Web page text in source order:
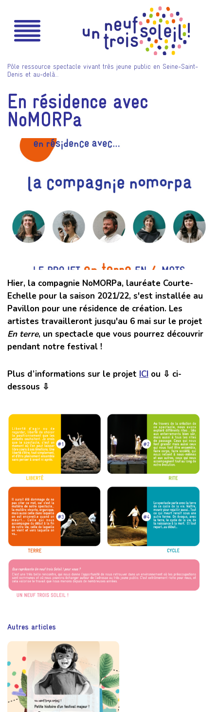
Pôle ressource spectacle vivant très jeune public en Seine-Saint-
Denis et au-delà…
En résidence avec
NoMORPa
Hier, la compagnie NoMORPa, lauréate Courte-
Echelle pour la saison 2021/22, s'est installée au
Pavillon pour une résidence de création. Les
artistes travailleront jusqu'au 6 mai sur le projet
En terre, un spectacle que vous pourrez découvrir
pendant notre festival !
Plus d’informations sur le projet ICI ou ⇩ ci-
dessous ⇩
Autres articles